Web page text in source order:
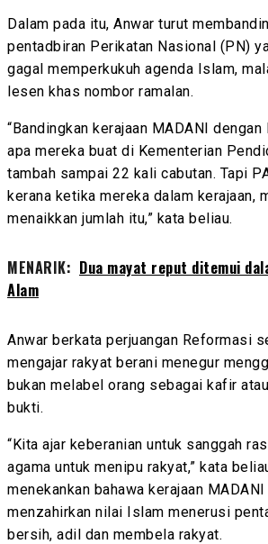
Dalam pada itu, Anwar turut
pentadbiran Perikatan Nasional (PN)
gagal memperkukuh agenda Islam,
lesen khas nombor ramalan.
“Bandingkan kerajaan MADANI
apa mereka buat di Kementerian
tambah sampai 22 kali cabutan. Tapi
kerana ketika mereka dalam kerajaan,
menaikkan jumlah itu,” kata beliau.
MENARIK: Dua mayat reput ditemui
Alam
Anwar berkata perjuangan Reformasi
mengajar rakyat berani menegur
bukan melabel orang sebagai kafir
bukti.
“Kita ajar keberanian untuk sanggah
agama untuk menipu rakyat,” kata
menekankan bahawa kerajaan
menzahirkan nilai Islam menerusi
bersih, adil dan membela rakyat.